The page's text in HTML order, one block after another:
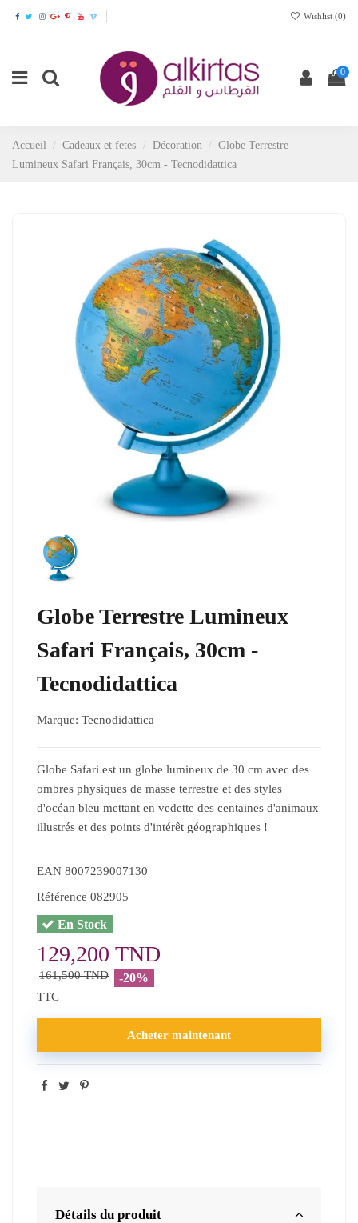
Wishlist (0)
0
Accueil Cadeaux et fetes Décoration
Globe Terrestre
Lumineux Safari Français, 30cm - Tecnodidattica
Globe Terrestre Lumineux
Safari Français, 30cm -
Tecnodidattica
Marque: Tecnodidattica
Globe Safari est un globe lumineux de 30 cm avec des
ombres physiques de masse terrestre et des styles
d'océan bleu mettant en vedette des centaines d'animaux
illustrés et des points d'intérêt géographiques !
EAN 8007239007130
Référence 082905
En Stock
129,200 TND
161,500 TND -20%
TTC
Acheter maintenant
Détails du produit